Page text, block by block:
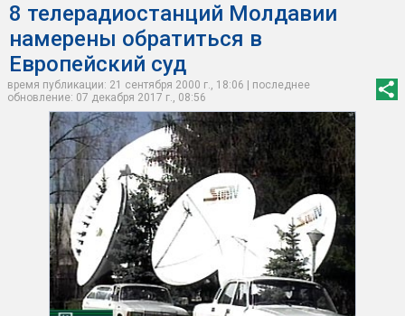
8 телерадиостанций Молдавии
намерены обратиться в
Европейский суд
время публикации: 21 сентября 2000 г., 18:06 | последнее
обновление: 07 декабря 2017 г., 08:56